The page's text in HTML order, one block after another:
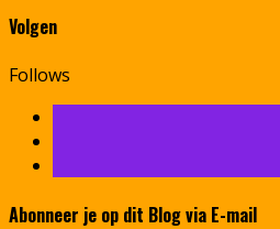
Volgen
Follows
Abonneer je op dit Blog via E-mail